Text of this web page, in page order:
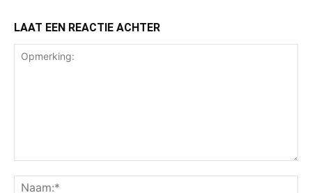
LAAT EEN REACTIE ACHTER